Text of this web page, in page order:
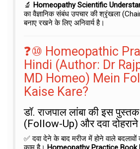
🔬 Homeopathy Scientific
का वैज्ञानिक संबंध उपचार की श्रृंखला
बनाए रखने के लिए अनिवार्य है।
❓⑩ Homeopathic
Hindi (Author: Dr
MD Homeo) Mein
Kaise Kare?
डॉ. राजपाल लांबा की इस
(Follow-Up) और दवा
✅ दवा देने के बाद मरीज में होने वाले